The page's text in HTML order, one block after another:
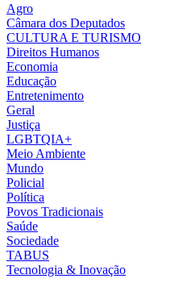
Agro
Câmara dos Deputados
CULTURA E TURISMO
Direitos Humanos
Economia
Educação
Entretenimento
Geral
Justiça
LGBTQIA+
Meio Ambiente
Mundo
Policial
Política
Povos Tradicionais
Saúde
Sociedade
TABUS
Tecnologia & Inovação